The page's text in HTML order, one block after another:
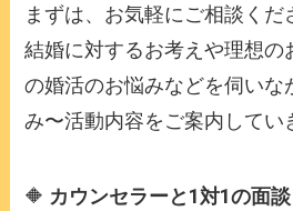
まずは、お気軽にご相談くだ
結婚に対するお考えや理想の
の婚活のお悩みなどを伺いな
み〜活動内容をご案内してい
🔶 カウンセラーと1対1の面